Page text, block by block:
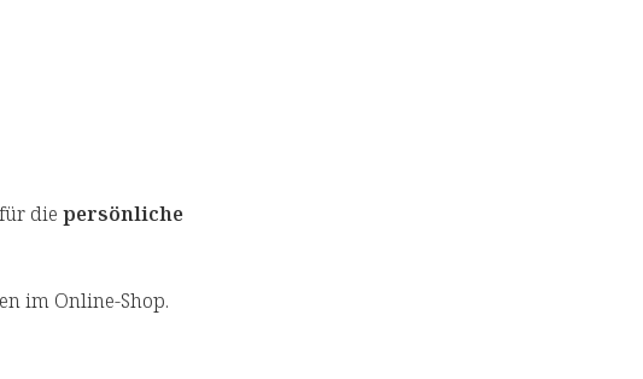
die persönliche
im Online-Shop.